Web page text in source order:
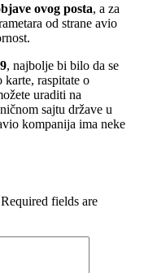
ovog posta, a za
od strane avio
, najbolje bi bilo da se
raspitate o
uraditi na
sajtu države u
kompanija ima neke
Required fields are